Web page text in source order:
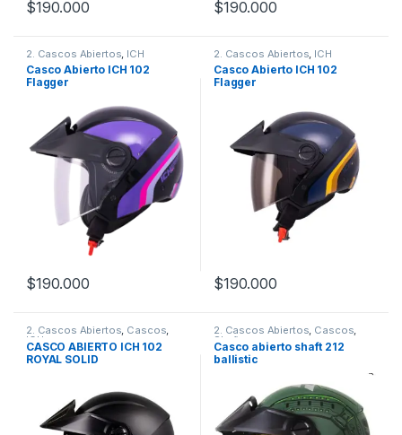
$190.000
Este producto tiene múltiples variantes. Las opciones se
$190.000
Este producto tiene múltiples
2. Cascos Abiertos ICH
Casco Abierto ICH 102
Flagger
$190.000
Este producto tiene múltiples variantes. Las opciones se
2. Cascos Abiertos ICH
Casco Abierto ICH 102
Flagger
$190.000
Este producto tiene múltiples
2. Cascos Abiertos, Cascos,
ICH
CASCO ABIERTO ICH 102
ROYAL SOLID
2. Cascos Abiertos, Cascos,
Shaft
Casco abierto shaft 212
ballistic